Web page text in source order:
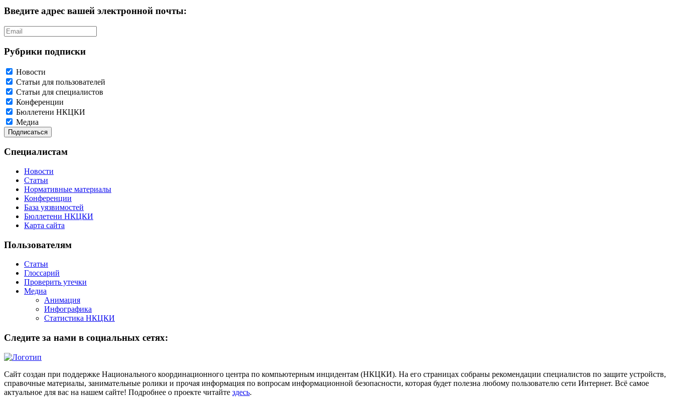
Введите адрес вашей электронной почты:
Рубрики подписки
Новости
Статьи для пользователей
Статьи для специалистов
Конференции
Бюллетени НКЦКИ
Медиа
Специалистам
Новости
Статьи
Нормативные материалы
Конференции
База уязвимостей
Бюллетени НКЦКИ
Карта сайта
Пользователям
Статьи
Глоссарий
Проверить утечки
Медиа
Анимация
Инфографика
Статистика НКЦКИ
Следите за нами в социальных сетях:
Сайт создан при поддержке Национального координационного центра по компьютерным инцидентам (НКЦКИ). На его страницах собраны рекомендации специалистов по защите устройств,
справочные материалы, занимательные ролики и прочая информация по вопросам информационной безопасности, которая будет полезна любому пользователю сети Интернет. Всё самое
актуальное для вас на нашем сайте! Подробнее о проекте читайте здесь.